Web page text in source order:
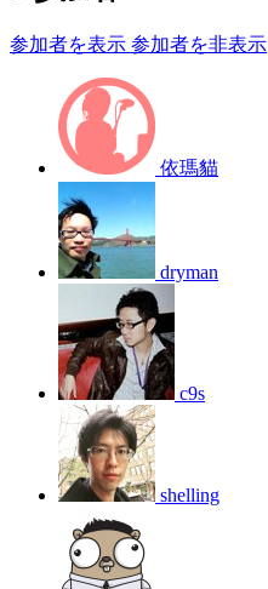
参加者を表示 参加者を非表示
依瑪貓
dryman
c9s
shelling